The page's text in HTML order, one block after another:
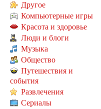
Другое
Компьютерные игры
Красота и здоровье
Люди и блоги
Музыка
Общество
Путешествия и
события
Развлечения
Сериалы